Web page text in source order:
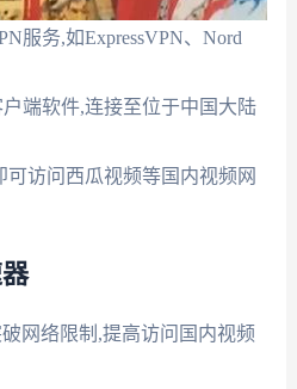
服务,如ExpressVPN、Nord
端软件,连接至位于中国大陆
可访问西瓜视频等国内视频网
网络限制,提高访问国内视频